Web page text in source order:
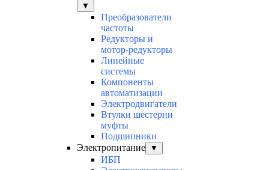
▼
Преобразователи
частоты
Редукторы и
мотор-редукторы
Линейные
системы
Компоненты
автоматизации
Электродвигатели
Втулки шестерни
муфты
Подшипники
Электропитание
▼
ИБП